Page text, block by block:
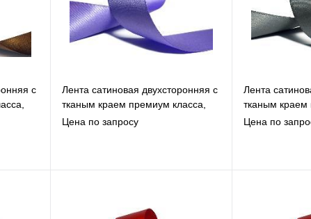
c
Лента сатиновая двухсторонняя c
тканым краем премиум класса,
лаванда-сиреневая, 12мм*200м
Цена по запросу
К сравнению
Лента
тканым краем
серая,
Цена по
К